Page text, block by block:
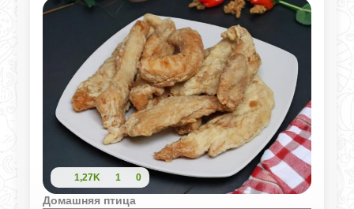
1,27K 1 0
Домашняя птица